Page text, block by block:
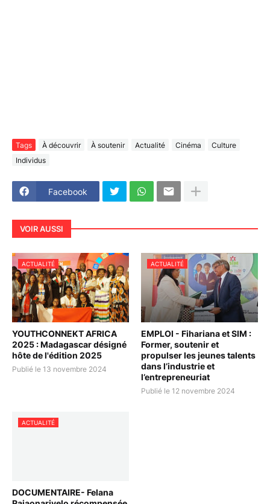
Tags À découvrir À soutenir Actualité Cinéma
Culture
Individus
Facebook
VOIR AUSSI
ACTUALITÉ
YOUTHCONNEKT AFRICA
2025 : Madagascar désigné
hôte de l'édition 2025
Publié le 13 novembre 2024
ACTUALITÉ
EMPLOI - Fihariana et SIM :
Former, soutenir et
propulser les jeunes talents
dans l’industrie et
l’entrepreneuriat
Publié le 12 novembre 2024
ACTUALITÉ
DOCUMENTAIRE- Felana